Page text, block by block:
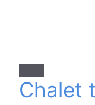
Chalet